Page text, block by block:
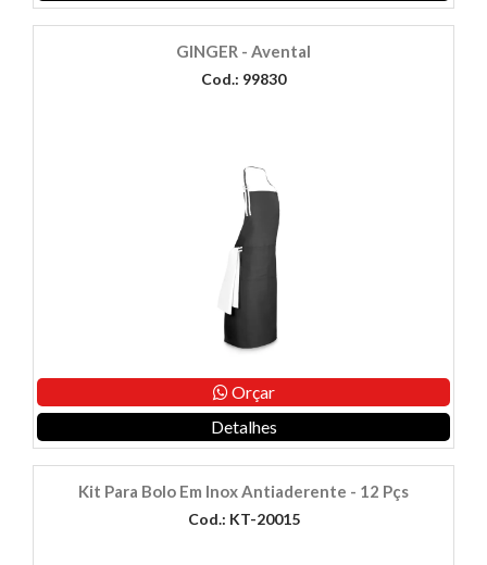
GINGER - Avental
Cod.: 99830
Orçar
Detalhes
Kit Para Bolo Em Inox Antiaderente - 12 Pçs
Cod.: KT-20015